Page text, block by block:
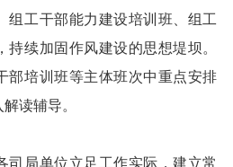
组工干部能力建设培训班、组工
续加固作风建设的思想堤坝。
部培训班等主体班次中重点安排
读辅导。
局单位立足工作实际，建立常